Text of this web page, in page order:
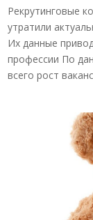
Рекрутинговые
утратили
Их данные
профессии По
всего рост